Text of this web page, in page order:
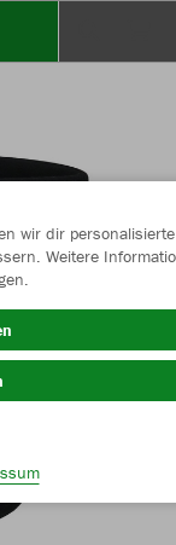
wir dir personalisierte
Weitere